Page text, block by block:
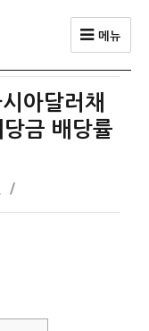
메뉴
아달러채
금 배당률